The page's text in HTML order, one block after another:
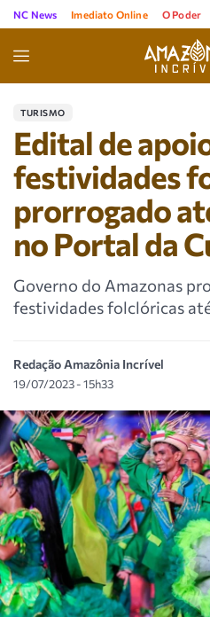
NC News Imediato Online O Poder
TURISMO
Edital de
festividades
prorrogado
no Portal da
Governo do Amazonas
festividades folclóricas
Redação Amazônia Incrível
19/07/2023 - 15h33